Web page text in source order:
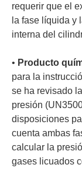
requerir que el
la fase líquida y
interna del
• Producto
para la
se ha revisado
presión
disposiciones
cuenta ambas
calcular la
gases licuados